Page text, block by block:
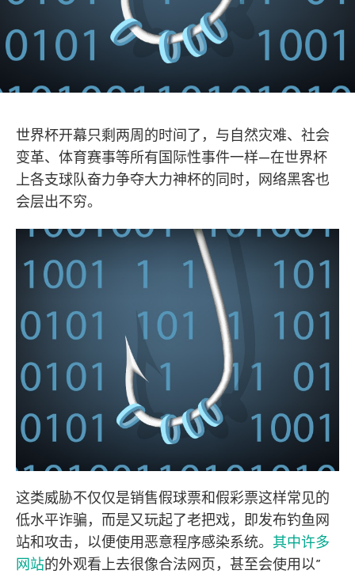
世界杯开幕只剩两周的时间了，与自然灾难、社会
变革、体育赛事等所有国际性事件一样—在世界杯
上各支球队奋力争夺大力神杯的同时，网络黑客也
会层出不穷。
这类威胁不仅仅是销售假球票和假彩票这样常见的
低水平诈骗，而是又玩起了老把戏，即发布钓鱼网
站和攻击，以便使用恶意程序感染系统。 其中许多
网站的外观看上去很像合法网页，甚至会使用以”